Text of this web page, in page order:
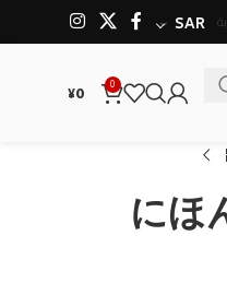
SAR
0
¥0
にほ